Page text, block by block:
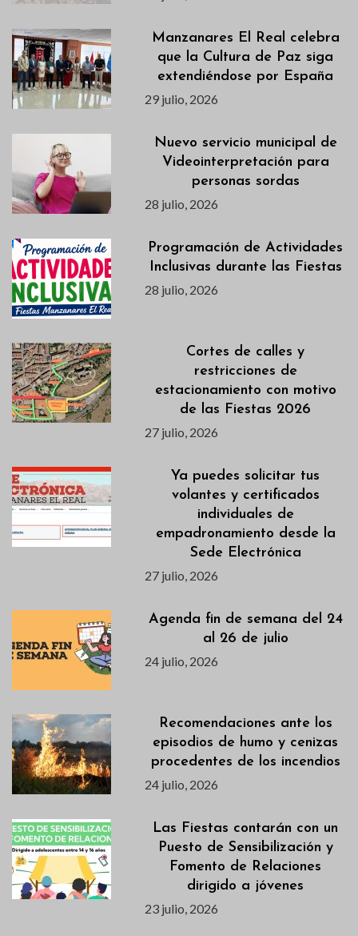
Manzanares El Real celebra
que la Cultura de Paz siga
extendiéndose por España
29 julio, 2026
Nuevo servicio municipal de
Videointerpretación para
personas sordas
28 julio, 2026
Programación de Actividades
Inclusivas durante las Fiestas
28 julio, 2026
Cortes de calles y
restricciones de
estacionamiento con motivo
de las Fiestas 2026
27 julio, 2026
Ya puedes solicitar tus
volantes y certificados
individuales de
empadronamiento desde la
Sede Electrónica
27 julio, 2026
Agenda fin de semana del 24
al 26 de julio
24 julio, 2026
Recomendaciones ante los
episodios de humo y cenizas
procedentes de los incendios
24 julio, 2026
Las Fiestas contarán con un
Puesto de Sensibilización y
Fomento de Relaciones
dirigido a jóvenes
23 julio, 2026